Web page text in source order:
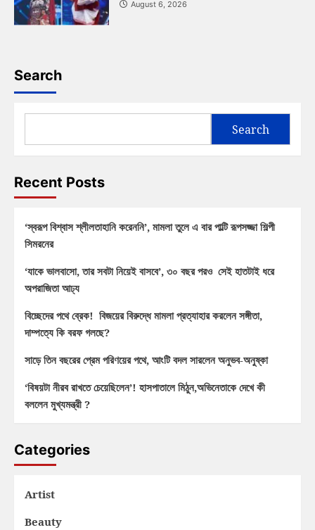
August 6, 2026
Search
Search
Recent Posts
‘স্বরূপ বিশ্বাস শ্লীলতাহানি করেননি’, মামলা তুলে এ বার পাল্টি রূপসজ্জা শিল্পী
সিমরনের
‘যাকে ভালবাসো, তার সবটা নিয়েই বাসবে’, ৩০ বছর পরও সেই হাতটাই ধরে
অপরাজিতা আঢ্য
বিচ্ছেদের পথে ব্রেক! বিজয়ের বিরুদ্ধে মামলা প্রত্যাহার করলেন সঙ্গীতা,
দাম্পত্যে কি বরফ গলছে?
সাড়ে তিন বছরের প্রেম পরিণয়ের পথে, আংটি বদল সারলেন অনুভব-অনুষ্কা
‘বিষয়টা নীরব রাখতে চেয়েছিলেন’! হাসপাতালে মিঠুন,অভিনেতাকে দেখে কী
বললেন মুখ্যমন্ত্রী ?
Categories
Artist
Beauty